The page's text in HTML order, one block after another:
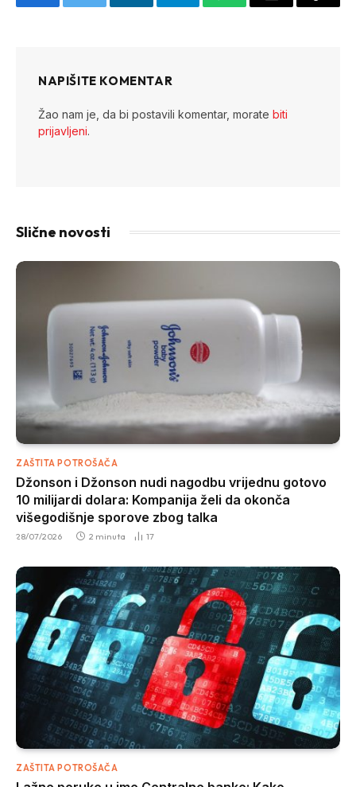
FacebookTwitter LinkedInTelegramWhatsAppEmail
Copy
NAPIŠITE KOMENTAR
Žao nam je, da bi postavili komentar, morate biti
prijavljeni.
Slične novosti
ZAŠTITA POTROŠAČA
Džonson i Džonson nudi nagodbu vrijednu gotovo
10 milijardi dolara: Kompanija želi da okonča
višegodišnje sporove zbog talka
28/07/2026 2 minuta 17
ZAŠTITA POTROŠAČA